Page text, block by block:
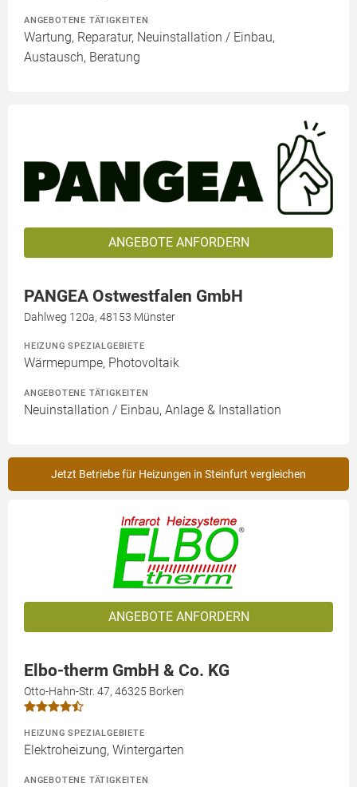
ANGEBOTENE TÄTIGKEITEN
Wartung, Reparatur, Neuinstallation / Einbau,
Austausch, Beratung
ANGEBOTE ANFORDERN
PANGEA Ostwestfalen GmbH
Dahlweg 120a, 48153 Münster
HEIZUNG SPEZIALGEBIETE
Wärmepumpe, Photovoltaik
ANGEBOTENE TÄTIGKEITEN
Neuinstallation / Einbau, Anlage & Installation
Jetzt Betriebe für Heizungen in Steinfurt vergleichen
ANGEBOTE ANFORDERN
Elbo-therm GmbH & Co. KG
Otto-Hahn-Str. 47, 46325 Borken
HEIZUNG SPEZIALGEBIETE
Elektroheizung, Wintergarten
ANGEBOTENE TÄTIGKEITEN